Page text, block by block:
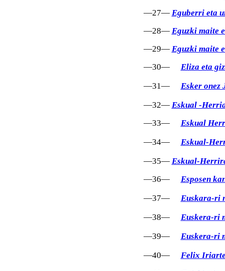
—27— Eguberri eta
—28— Eguzki maite
—29— Eguzki maite
—30—
Eliza eta
—31—
Esker onez
—32— Eskual -
—33—
Eskual
—34—
Eskual-
—35— Eskual-
—36—
Esposen
—37—
Euskara-ri
—38—
Euskera-ri
—39—
Euskera-ri
—40—
Felix